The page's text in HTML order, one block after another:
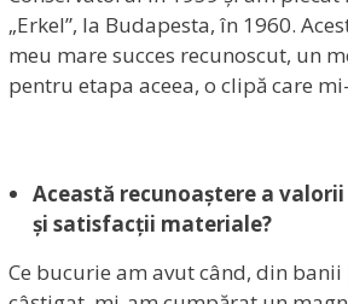
„Erkel”, la Budapesta, în 1960.
meu mare succes recunoscut, un
pentru etapa aceea, o clipă care
Această recunoaștere a
și satisfacții materiale?
Ce bucurie am avut când, din banii